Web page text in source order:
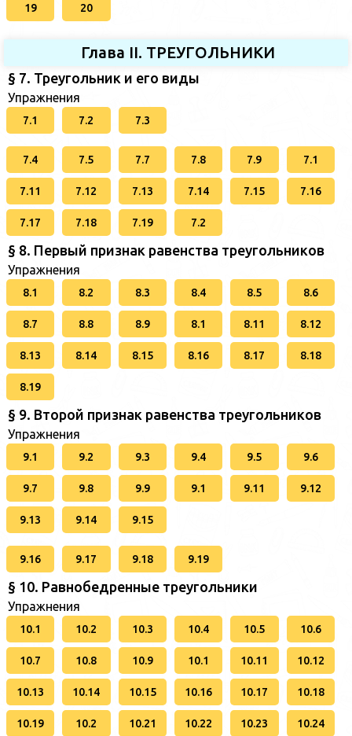
19 20
Глава II. ТРЕУГОЛЬНИКИ
§ 7. Треугольник и его виды
Упражнения
7.1 7.2 7.3
7.4 7.5 7.7 7.8 7.9 7.1
7.11 7.12 7.13 7.14 7.15 7.16
7.17 7.18 7.19 7.2
§ 8. Первый признак равенства треугольников
Упражнения
8.1 8.2 8.3 8.4 8.5 8.6
8.7 8.8 8.9 8.1 8.11 8.12
8.13 8.14 8.15 8.16 8.17 8.18
8.19
§ 9. Второй признак равенства треугольников
Упражнения
9.1 9.2 9.3 9.4 9.5 9.6
9.7 9.8 9.9 9.1 9.11 9.12
9.13 9.14 9.15
9.16 9.17 9.18 9.19
§ 10. Равнобедренные треугольники
Упражнения
10.1 10.2 10.3 10.4 10.5 10.6
10.7 10.8 10.9 10.1 10.11 10.12
10.13 10.14 10.15 10.16 10.17 10.18
10.19 10.2 10.21 10.22 10.23 10.24